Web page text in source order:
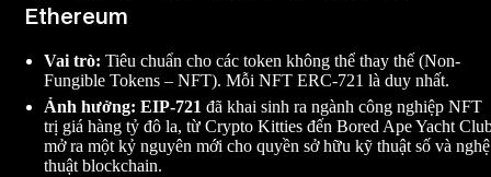
Ethereum
Vai trò: Tiêu chuẩn cho các token không thể thay thế (Non-
Fungible Tokens – NFT). Mỗi NFT ERC-721 là duy nhất.
Ảnh hưởng: EIP-721 đã khai sinh ra ngành công nghiệp NFT
trị giá hàng tỷ đô la, từ Crypto Kitties đến Bored Ape Yacht
mở ra một kỷ nguyên mới cho quyền sở hữu kỹ thuật số và nghệ
thuật blockchain.